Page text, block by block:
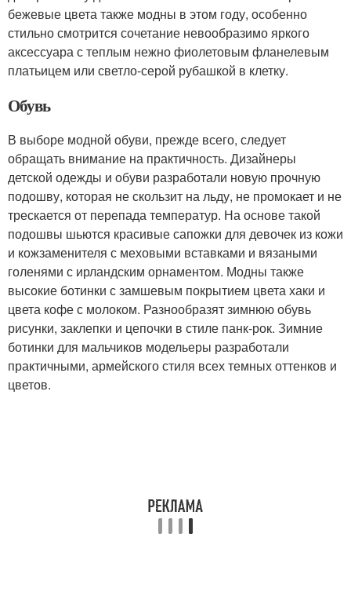
бежевые цвета также модны в этом году, особенно
стильно смотрится сочетание невообразимо яркого
аксессуара с теплым нежно фиолетовым фланелевым
платьицем или светло-серой рубашкой в клетку.
Обувь
В выборе модной обуви, прежде всего, следует
обращать внимание на практичность. Дизайнеры
детской одежды и обуви разработали новую прочную
подошву, которая не скользит на льду, не промокает и не
трескается от перепада температур. На основе такой
подошвы шьются красивые сапожки для девочек из кожи
и кожзаменителя с меховыми вставками и вязаными
голенями с ирландским орнаментом. Модны также
высокие ботинки с замшевым покрытием цвета хаки и
цвета кофе с молоком. Разнообразят зимнюю обувь
рисунки, заклепки и цепочки в стиле панк-рок. Зимние
ботинки для мальчиков модельеры разработали
практичными, армейского стиля всех темных оттенков и
цветов.